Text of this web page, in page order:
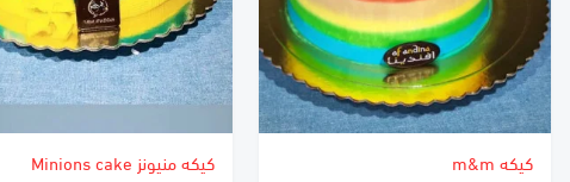
كيكه m&m
كيكه منيونز Minions cake